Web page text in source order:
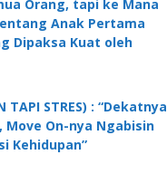
Orang, tapi ke Mana
Anak Pertama
Dipaksa Kuat oleh
TAPI STRES) : “Dekatnya
Move On-nya Ngabisin
Kehidupan”